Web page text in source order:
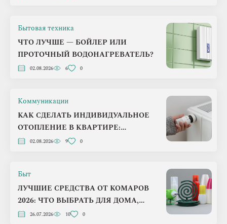
Бытовая техника
ЧТО ЛУЧШЕ — БОЙЛЕР ИЛИ
ПРОТОЧНЫЙ ВОДОНАГРЕВАТЕЛЬ?
02.08.2026 6 0
Коммуникации
КАК СДЕЛАТЬ ИНДИВИДУАЛЬНОЕ
ОТОПЛЕНИЕ В КВАРТИРЕ:
ПОШАГОВЫЙ ПЛАН НА 2026 ГОД
02.08.2026 9 0
Быт
ЛУЧШИЕ СРЕДСТВА ОТ КОМАРОВ
2026: ЧТО ВЫБРАТЬ ДЛЯ ДОМА,
ДАЧИ И ПРИРОДЫ
26.07.2026 10 0